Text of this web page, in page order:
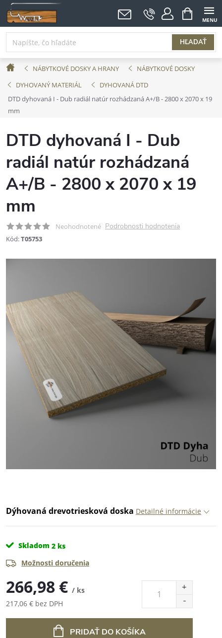
Prejsť
na
obsah
HĽADAŤ
NÁKUPNÝ
KOŠÍK
DomovNÁBYTKOVÉ DOSKY A HRANY
NÁBYTKOVÉ DOSKY
DYHOVANÝ MATERIÁL
DYHOVANÁ DTD
DTD dyhovaná I - Dub radiál natúr rozhádzaná A+/B - 2800 x 2070 x 19
mm
DTD dyhovaná I - Dub
radiál natúr rozhádzaná
A+/B - 2800 x 2070 x 19
mm
Neohodnotené Podrobnosti hodnotenia
Kód:T05753
Dýhovaná drevotriesková doska Detailné informácie
Skladom 2 ks
Možnosti doručenia
266,98 € / ks
217,06 € bez DPH
PRIDAŤ DO KOŠÍKA